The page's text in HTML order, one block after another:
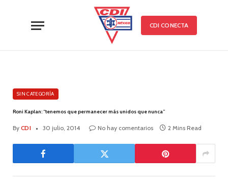
CDI CONECTA
SIN CATEGORÍA
Roni Kaplan: “tenemos que permanecer más unidos que nunca”
By CDI 30 julio, 2014 No hay comentarios 2 Mins Read